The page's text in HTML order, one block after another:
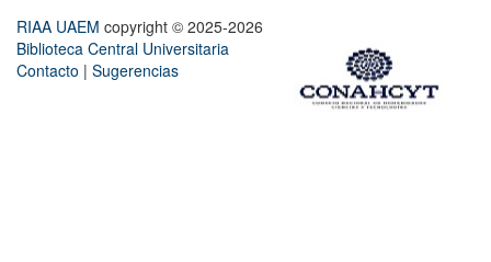
RIAA UAEM copyright © 2025-2026
Biblioteca Central Universitaria
Contacto | Sugerencias